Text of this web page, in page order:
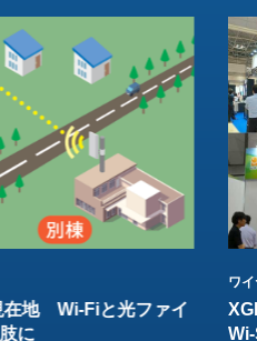
在地 Wi-Fiと光ファイ
に
ワ